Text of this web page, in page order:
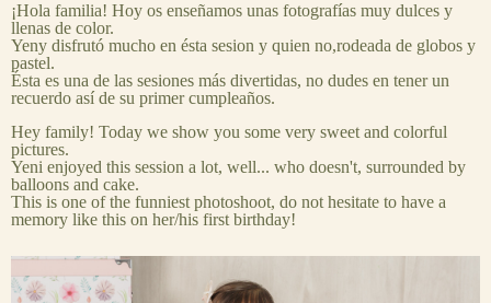
¡Hola familia! Hoy os enseñamos unas fotografías muy dulces y
llenas de color.
Yeny disfrutó mucho en ésta sesion y quien no,rodeada de globos y
pastel.
Ésta es una de las sesiones más divertidas, no dudes en tener un
recuerdo así de su primer cumpleaños.
Hey family! Today we show you some very sweet and colorful
pictures.
Yeni enjoyed this session a lot, well... who doesn't, surrounded by
balloons and cake.
This is one of the funniest photoshoot, do not hesitate to have a
memory like this on her/his first birthday!